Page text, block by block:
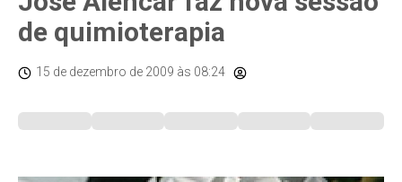
de quimioterapia
15 de dezembro de 2009 às 08:24